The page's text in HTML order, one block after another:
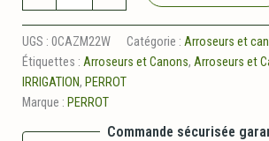
zm
22
UGS : 0CAZM22W Catégorie : Arroseurs et
Étiquettes : Arroseurs et Canons, Arroseurs et
IRRIGATION, PERROT
Marque : PERROT
Commande sécurisée